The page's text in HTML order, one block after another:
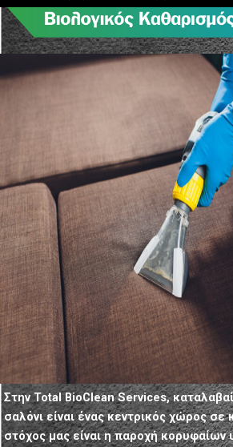
Στην Total BioClean Services,
σαλόνι είναι ένας κεντρικός χώρος σε
στόχος μας είναι η παροχή κορυφαίων